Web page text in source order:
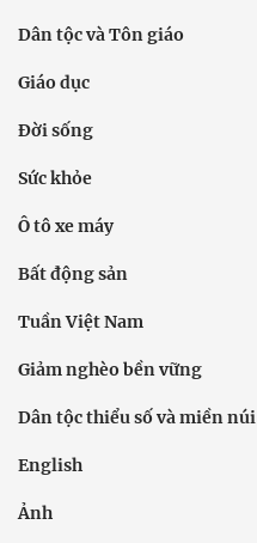
Dân tộc và Tôn giáo
Giáo dục
Đời sống
Sức khỏe
Ô tô xe máy
Bất động sản
Tuần Việt Nam
Giảm nghèo bền vững
Dân tộc thiểu số và miền núi
English
Ảnh